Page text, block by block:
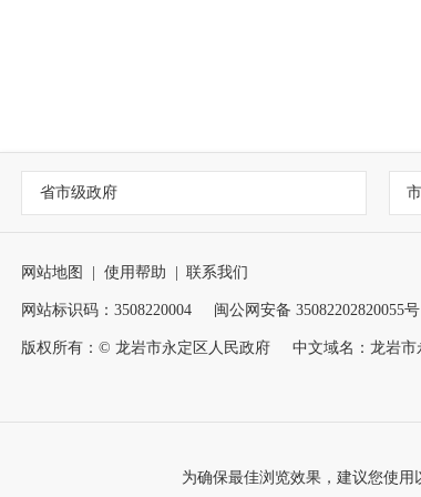
省市级政府
网站地图 使用帮助 联系我们
网站标识码：3508220004 闽公网安备 35082202820055号
版权所有：© 龙岩市永定区人民政府 中文域名：龙岩
为确保最佳浏览效果，建议您使用